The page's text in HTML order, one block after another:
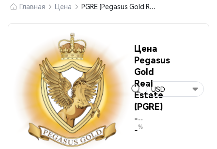
Главная Цена PGRE (Pegasus Gold Real Estate)
Цена
Pegasus
Gold
Real
Estate
(PGRE)
-
-
--
%
USD